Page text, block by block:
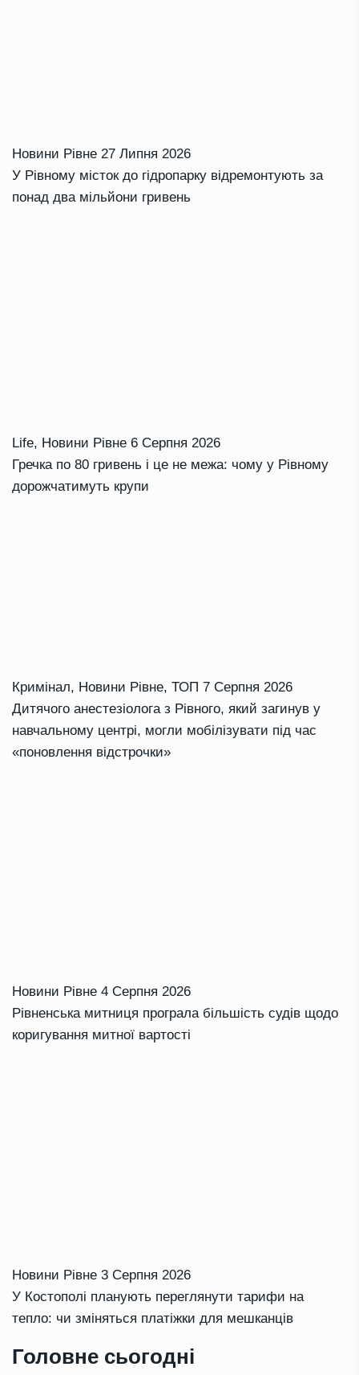
Новини Рівне 27 Липня 2026
У Рівному місток до гідропарку відремонтують за
понад два мільйони гривень
Life, Новини Рівне 6 Серпня 2026
Гречка по 80 гривень і це не межа: чому у Рівному
дорожчатимуть крупи
Кримінал, Новини Рівне, ТОП 7 Серпня 2026
Дитячого анестезіолога з Рівного, який загинув у
навчальному центрі, могли мобілізувати під час
«поновлення відстрочки»
Новини Рівне 4 Серпня 2026
Рівненська митниця програла більшість судів щодо
коригування митної вартості
Новини Рівне 3 Серпня 2026
У Костополі планують переглянути тарифи на
тепло: чи зміняться платіжки для мешканців
Головне сьогодні